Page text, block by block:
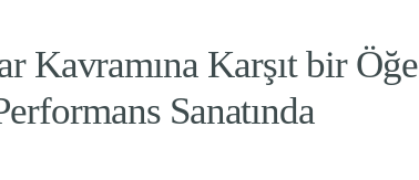
Kavramına Karşıt bir Öğe
Sanatında